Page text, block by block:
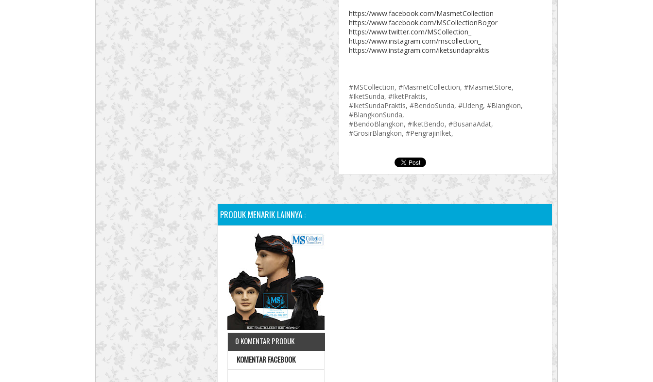
https://www.facebook.com/MasmetCollection
https://www.facebook.com/MSCollectionBogor
https://www.twitter.com/MSCollection_
https://www.instagram.com/mscollection_
https://www.instagram.com/iketsundapraktis
#MSCollection, #MasmetCollection, #MasmetStore,
#IketSunda, #IketPraktis,
#IketSundaPraktis, #BendoSunda, #Udeng, #Blangkon,
#BlangkonSunda,
#BendoBlangkon, #IketBendo, #BusanaAdat,
#GrosirBlangkon, #PengrajinIket,
PRODUK MENARIK LAINNYA :
0 KOMENTAR PRODUK
KOMENTAR FACEBOOK